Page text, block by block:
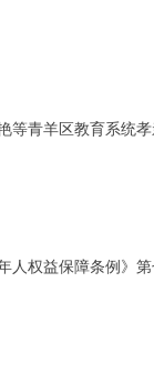
青羊区教育系统孝
人权益保障条例》